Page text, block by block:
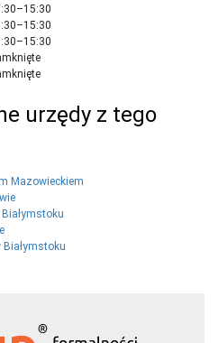
urzędy z tego
Mazowieckiem